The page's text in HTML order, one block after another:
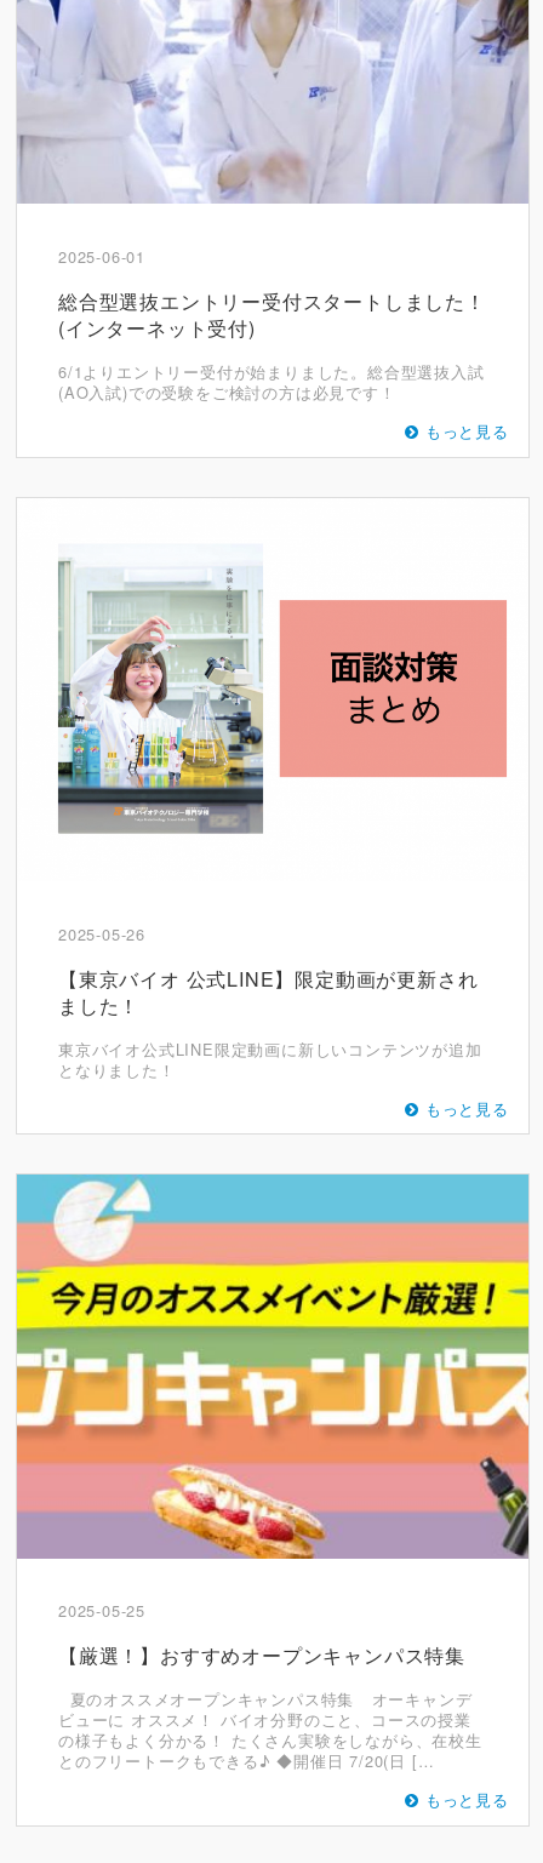
2025-06-01
総合型選抜エントリー受付スタートしました！
(インターネット受付)
6/1よりエントリー受付が始まりました。総合型選抜入試
(AO入試)での受験をご検討の方は必見です！
もっと見る
2025-05-26
【東京バイオ 公式LINE】限定動画が更新され
ました！
東京バイオ公式LINE限定動画に新しいコンテンツが追加
となりました！
もっと見る
2025-05-25
【厳選！】おすすめオープンキャンパス特集
夏のオススメオープンキャンパス特集 オーキャンデ
ビューに オススメ！ バイオ分野のこと、コースの授業
の様子もよく分かる！ たくさん実験をしながら、在校生
とのフリートークもできる♪ ◆開催日 7/20(日 […
もっと見る